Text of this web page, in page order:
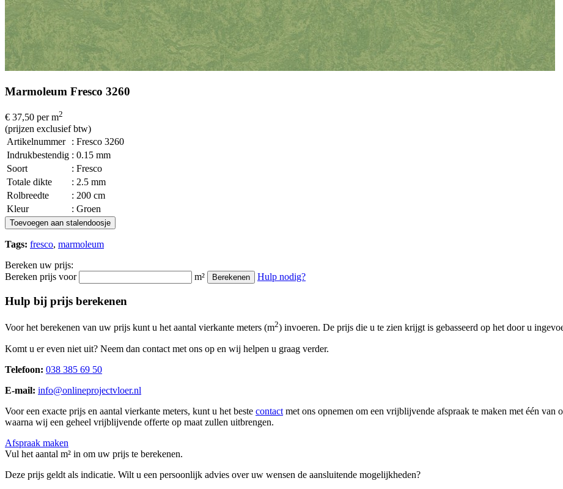
Marmoleum Fresco 3260
€ 37,50 per m2
(prijzen exclusief btw)
Artikelnummer
: Fresco 3260
Indrukbestendig : 0.15 mm
Soort
: Fresco
Totale dikte
: 2.5 mm
Rolbreedte
: 200 cm
Kleur
: Groen
Toevoegen aan stalendoosje
Tags: fresco, marmoleum
Bereken uw prijs:
Bereken prijs voor
m² Berekenen Hulp nodig?
Hulp bij prijs berekenen
Voor het berekenen van uw prijs kunt u het aantal vierkante meters (m2) invoeren. De prijs die u te zien krijgt is gebasseerd op het door u
Komt u er even niet uit? Neem dan contact met ons op en wij helpen u graag verder.
Telefoon: 038 385 69 50
E-mail: info@onlineprojectvloer.nl
Voor een exacte prijs en aantal vierkante meters, kunt u het beste contact met ons opnemen om een vrijblijvende afspraak te maken met één
waarna wij een geheel vrijblijvende offerte op maat zullen uitbrengen.
Afspraak maken
Vul het aantal m² in om uw prijs te berekenen.
Deze prijs geldt als indicatie. Wilt u een persoonlijk advies over uw wensen de aansluitende mogelijkheden?